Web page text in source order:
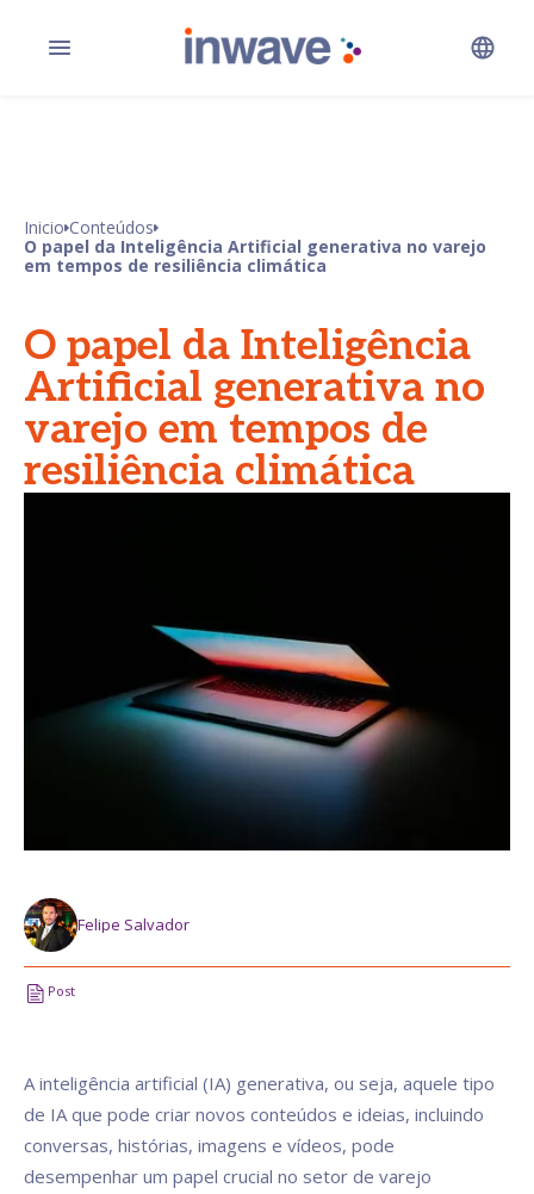
Inicio Conteúdos
O papel da Inteligência Artificial generativa no varejo
em tempos de resiliência climática
O papel da Inteligência
Artificial generativa no
varejo em tempos de
resiliência climática
Felipe Salvador
Post
A inteligência artificial (IA) generativa, ou seja, aquele tipo
de IA que pode criar novos conteúdos e ideias, incluindo
conversas, histórias, imagens e vídeos, pode
desempenhar um papel crucial no setor de varejo